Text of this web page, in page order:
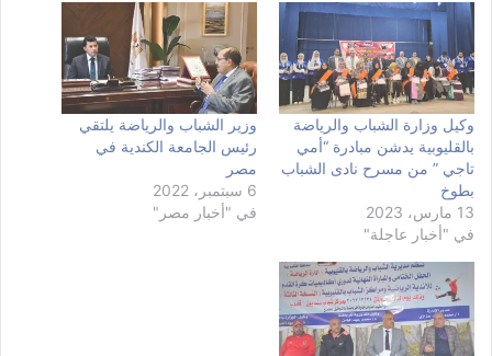
وكيل وزارة الشباب والرياضة
بالقليوبية يدشن مبادرة “أمي
تاجي ” من مسرح نادى الشباب
بطوخ
13 مارس، 2023
في "أخبار عاجلة"
وزير الشباب والرياضة يلتقي
رئيس الجامعة الكندية في
مصر
6 سبتمبر، 2022
في "أخبار مصر"